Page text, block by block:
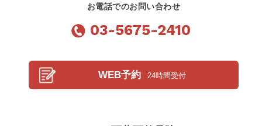
お電話でのお問い合わせ
03-5675-2410
WEB予約 24時間受付